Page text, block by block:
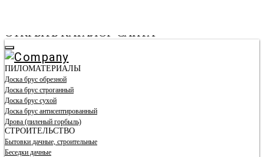
ОТКРЫТЬ КАТАЛОГ САЙТА
ПИЛОМАТЕРИАЛЫ
Доска брус обрезной
Доска брус строганный
Доска брус сухой
Доска брус антисептированный
Дрова (пиленый горбыль)
СТРОИТЕЛЬСТВО
Бытовки дачные, строительные
Беседки дачные